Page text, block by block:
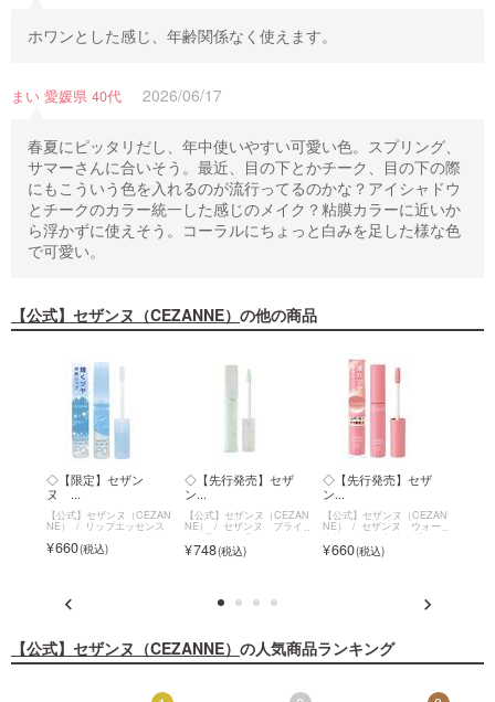
ホワンとした感じ、年齢関係なく使えます。
まい 愛媛県 40代 2026/06/17
春夏にピッタリだし、年中使いやすい可愛い色。スプリング、
サマーさんに合いそう。最近、目の下とかチーク、目の下の際
にもこういう色を入れるのが流行ってるのかな？アイシャドウ
とチークのカラー統一した感じのメイク？粘膜カラーに近いか
ら浮かずに使えそう。コーラルにちょっと白みを足した様な色
で可愛い。
【公式】セザンヌ（CEZANNE） の他の商品
◇【限定】セザン
ヌ ...
【公式】セザンヌ（CEZAN
NE） リップエッセンス
660
◇【先行発売】セザ
ン...
【公式】セザンヌ（CEZAN
NE） セザンヌ ブライ
トカラーシーラー
748
◇【先行発売】セザ
ン...
【公式】セザンヌ（CEZAN
NE） セザンヌ ウォー
タリーティントリップ
660
【公式】セザンヌ（CEZANNE） の人気商品ランキング